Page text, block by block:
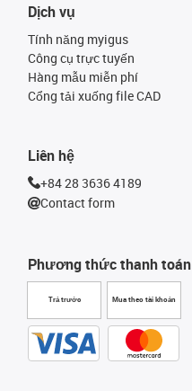
Phương thức thanh toán
Trả trước Mua theo tài khoản
Dịch vụ
Tính năng myigus
Công cụ trực tuyến
Hàng mẫu miễn phí
Cổng tải xuống file CAD
Liên hệ
+84 28 3636 4189
Contact form